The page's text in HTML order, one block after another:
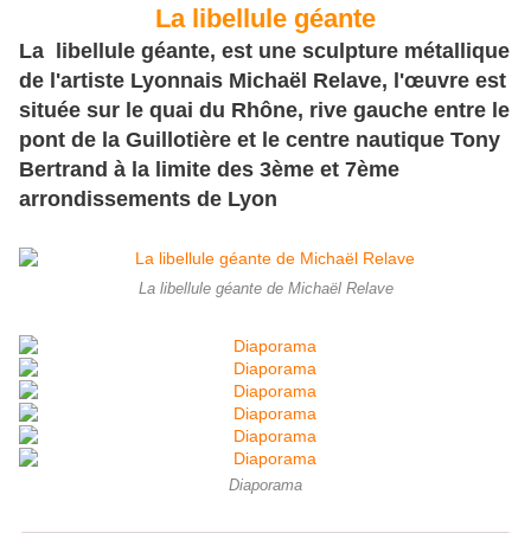
La libellule géante
La libellule géante, est une sculpture métallique
de l'artiste Lyonnais Michaël Relave, l'œuvre est
située sur le quai du Rhône, rive gauche entre le
pont de la Guillotière et le centre nautique Tony
Bertrand à la limite des 3ème et 7ème
arrondissements de Lyon
La libellule géante de Michaël Relave
Diaporama